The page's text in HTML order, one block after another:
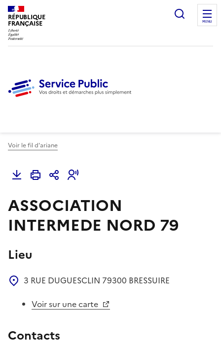
RÉPUBLIQUE
FRANÇAISE
Ouvrir
MENU
Voir le fil d'ariane
ASSOCIATION
INTERMEDE NORD 79
Lieu
3 RUE DUGUESCLIN 79300 BRESSUIRE
Voir sur une carte
Contacts